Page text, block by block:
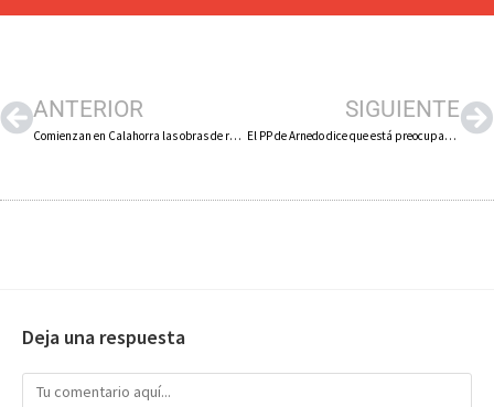
ANTERIOR
Comienzan en Calahorra las obras de recuperación de la Fuente de los 13 Caños con un presupuesto de 103.48 euros
SIGUIENTE
El PP de Arnedo dice que está preocupado por la falta de plazas en la Escuela Infantil de Primer Ciclo «Nuestra Señora de Vico»
Deja una respuesta